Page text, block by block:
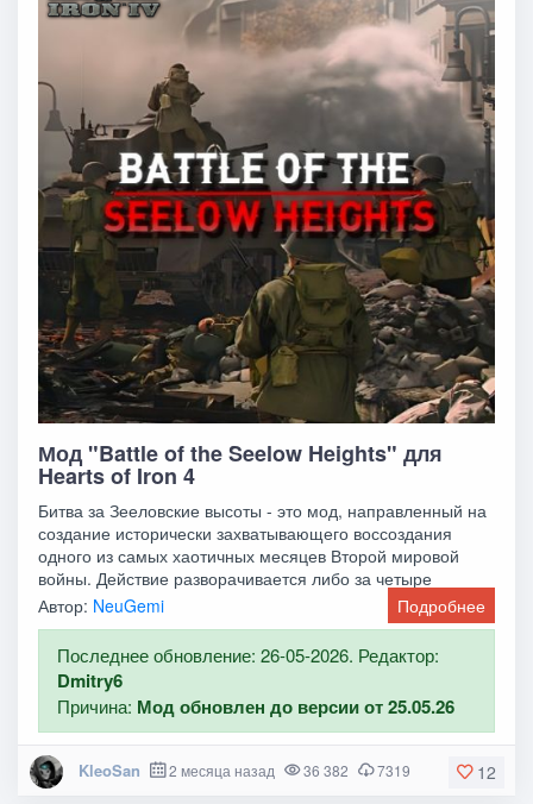
Мод "Battle of the Seelow Heights" для
Hearts of Iron 4
Битва за Зееловские высоты - это мод, направленный на
создание исторически захватывающего воссоздания
одного из самых хаотичных месяцев Второй мировой
войны. Действие разворачивается либо за четыре
Автор: NeuGemi Подробнее
Последнее обновление: 26-05-2026. Редактор:
Dmitry6
Причина: Мод обновлен до версии от 25.05.26
12
KleoSan 2 месяца назад 36 382 7319